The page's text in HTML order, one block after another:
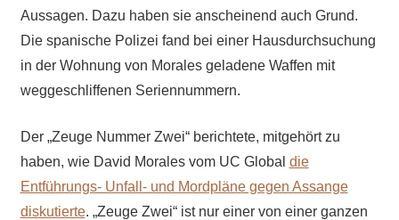
Aussagen. Dazu haben sie anscheinend auch Grund.
Die spanische Polizei fand bei einer Hausdurchsuchung
in der Wohnung von Morales geladene Waffen mit
weggeschliffenen Seriennummern.
Der „Zeuge Nummer Zwei“ berichtete, mitgehört zu
haben, wie David Morales vom UC Global die
Entführungs- Unfall- und Mordpläne gegen Assange
diskutierte. „Zeuge Zwei“ ist nur einer von einer ganzen